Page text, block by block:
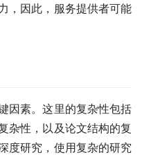
，因此，服务提供者可能
因素。这里的复杂性包括
杂性，以及论文结构的复
度研究，使用复杂的研究